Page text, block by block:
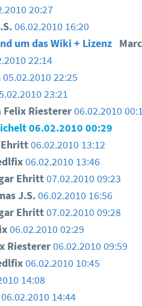
20:27
06.02.2010 16:20
um das Wiki + Lizenz
22:14
05.02.2010 22:25
23:21
Felix Riesterer06.02.2010
06.02.2010 00:29
Ehritt06.02.2010 13:12
06.02.2010 13:46
Ehritt07.02.2010 09:23
J.S.06.02.2010 16:56
Ehritt07.02.2010 09:28
06.02.2010 02:29
Riesterer06.02.2010 09:59
06.02.2010 10:45
14:08
06.02.2010 14:44